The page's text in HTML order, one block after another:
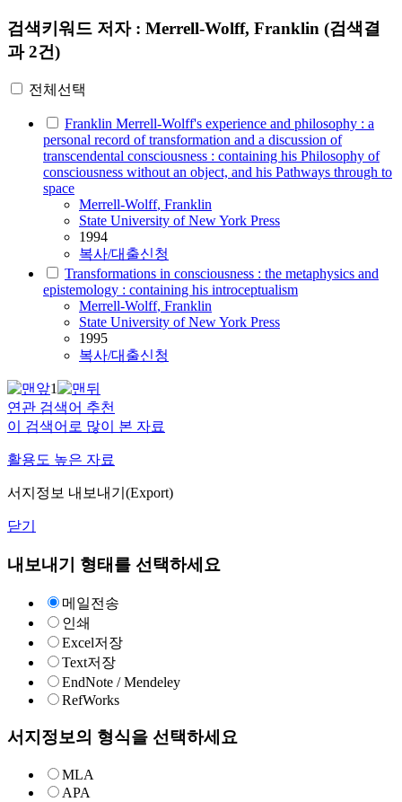
검색키워드 저자 : Merrell-Wolff, Franklin (검색결
과 2건)
전체선택
Franklin Merrell-Wolff's experience and philosophy : a
personal record of transformation and a discussion of
transcendental consciousness : containing his Philosophy of
consciousness without an object, and his Pathways through to
space
Merrell-Wolff, Franklin
State University of New York Press
1994
복사/대출신청
Transformations in consciousness : the metaphysics and
epistemology : containing his introceptualism
Merrell-Wolff, Franklin
State University of New York Press
1995
복사/대출신청
1
연관 검색어 추천
이 검색어로 많이 본 자료
활용도 높은 자료
서지정보 내보내기(Export)
닫기
내보내기 형태를 선택하세요
메일전송
인쇄
Excel저장
Text저장
EndNote / Mendeley
RefWorks
서지정보의 형식을 선택하세요
MLA
APA